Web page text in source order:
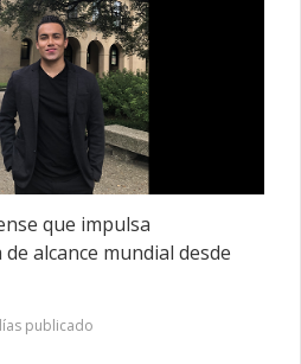
que impulsa
alcance mundial desde
publicado